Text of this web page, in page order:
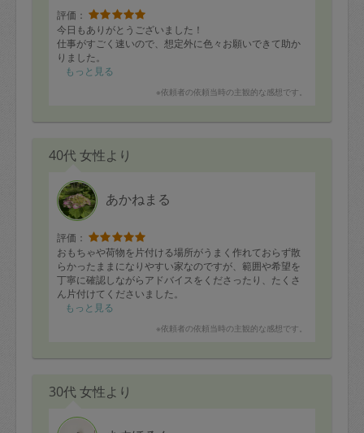
評価：
今日もありがとうございました！
仕事がすごく速いので、想定外に色々お願いできて助か
りました。
もっと見る
※依頼者の依頼当時の主観的な感想です。
40代 女性より
あかねまる
評価：
おもちゃや荷物を片付ける場所がうまく作れておらず散
らかったままになりやすい家なのですが、範囲や希望を
丁寧に確認しながらアドバイスをくださったり、たくさ
ん片付けてくださいました。
ったのですが、片付け方の考え方や、無理やり捨てるの
から進む部分が多くありました。
た。またお力をかりてさらに進めたいとおもいます。あ
もっと見る
※依頼者の依頼当時の主観的な感想です。
30代 女性より